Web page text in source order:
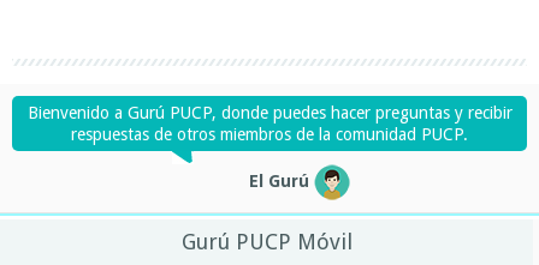
Bienvenido a Gurú PUCP, donde puedes hacer preguntas y recibir
respuestas de otros miembros de la comunidad PUCP.
El Gurú
Gurú PUCP Móvil